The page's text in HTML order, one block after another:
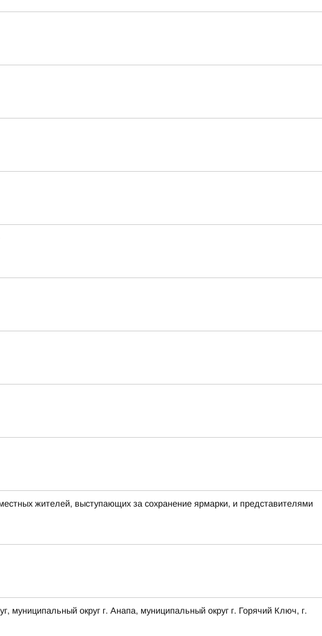
жителей, выступающих за сохранение ярмарки, и представителями
округ г. Анапа, муниципальный округ г. Горячий Ключ, г.